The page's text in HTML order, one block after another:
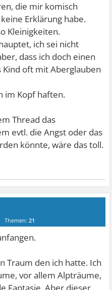
die mir komisch
Erklärung habe.
Kleinigkeiten.
ich sei nicht
dass ich doch einen
Kind oft mit Aberglauben
im Kopf haften.
Thread das
evtl. die Angst oder das
könnte, wäre das toll.
Themen:21
Traum den ich hatte. Ich
vor allem Alpträume,